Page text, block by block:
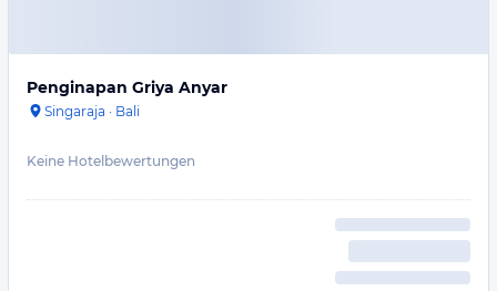
Penginapan Griya Anyar
Singaraja · Bali
Keine Hotelbewertungen